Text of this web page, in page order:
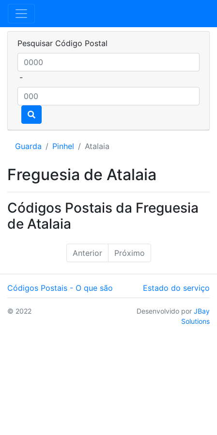
Pesquisar Código Postal
-
Guarda Pinhel Atalaia
Freguesia de Atalaia
Códigos Postais da Freguesia
de Atalaia
Anterior Próximo
Códigos Postais - O que são Estado do serviço
© 2022 Desenvolvido por JBay
Solutions